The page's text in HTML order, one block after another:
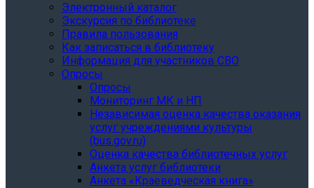
Электронный каталог
Экскурсия по библиотеке
Правила пользования
Как записаться в библиотеку
Информация для участников СВО
Опросы
Опросы
Мониторинг МК и НП
Независимая оценка качества оказания
услуг учреждениями культуры
(bus.gov.ru)
Оценка качества библиотечных услуг
Анкета услуг библиотеки
Анкета «Краеведческая книга»